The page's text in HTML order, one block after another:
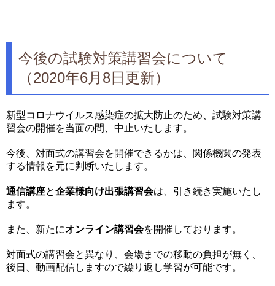
今後の試験対策講習会について
（2020年6月8日更新）
新型コロナウイルス感染症の拡大防止のため、試験対策講
習会の開催を当面の間、中止いたします。
今後、対面式の講習会を開催できるかは、関係機関の発表
する情報を元に判断いたします。
通信講座と企業様向け出張講習会は、引き続き実施いたし
ます。
また、新たにオンライン講習会を開催しております。
対面式の講習会と異なり、会場までの移動の負担が無く、
後日、動画配信しますので繰り返し学習が可能です。